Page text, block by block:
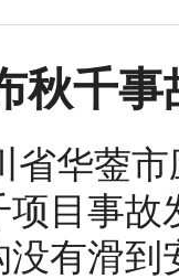
秋千
省华蓥
目事
有滑